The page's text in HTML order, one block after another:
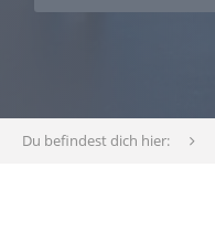
Du befindest dich hier: